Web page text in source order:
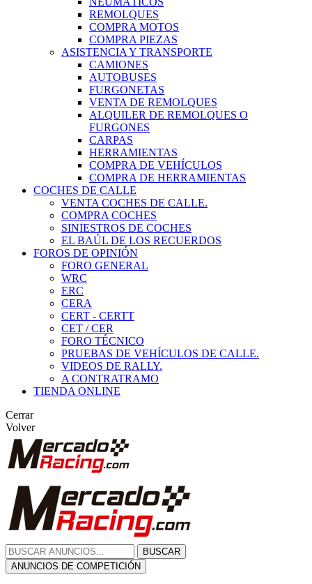
REMOLQUES
COMPRA MOTOS
COMPRA PIEZAS
ASISTENCIA Y TRANSPORTE
CAMIONES
AUTOBUSES
FURGONETAS
VENTA DE REMOLQUES
ALQUILER DE REMOLQUES O
FURGONES
CARPAS
HERRAMIENTAS
COMPRA DE VEHÍCULOS
COMPRA DE HERRAMIENTAS
COCHES DE CALLE
VENTA COCHES DE CALLE.
COMPRA COCHES
SINIESTROS DE COCHES
EL BAÚL DE LOS RECUERDOS
FOROS DE OPINIÓN
FORO GENERAL
WRC
ERC
CERA
CERT - CERTT
CET / CER
FORO TÉCNICO
PRUEBAS DE VEHÍCULOS DE CALLE.
VIDEOS DE RALLY.
A CONTRATRAMO
TIENDA ONLINE
Cerrar
Volver
BUSCAR
ANUNCIOS DE COMPETICIÓN